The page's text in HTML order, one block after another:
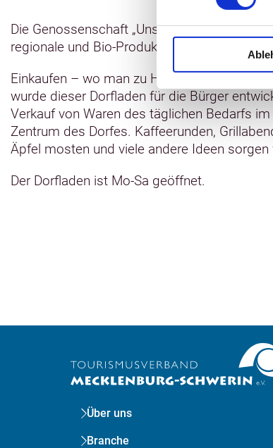
Die Genossenschaft „Unser Dorfladen“
regionale und Bio-Produkte örtlicher
Einkaufen – wo man zu Hause ist! Mit
wurde dieser Dorfladen für die Bürger
Verkauf von Waren des täglichen Bedarfs
Zentrum des Dorfes. Kaffeerunden,
Äpfel mosten und viele andere Ideen
Der Dorfladen ist Mo-Sa geöffnet.
Über uns
Branche